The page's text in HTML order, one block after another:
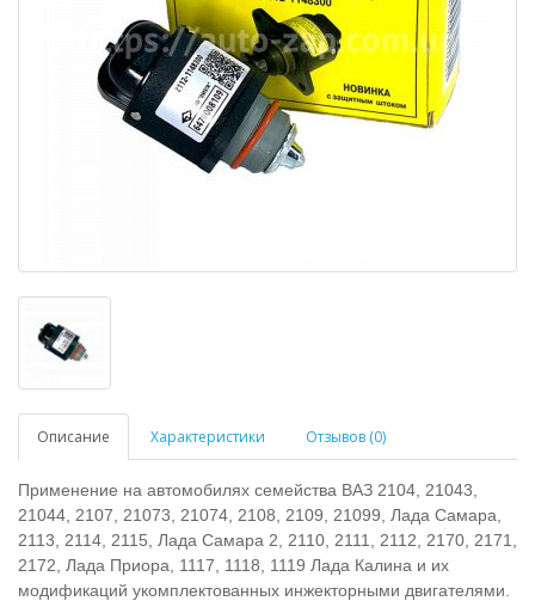
Описание Характеристики Отзывов (0)
Применение на автомобилях семейства ВАЗ 2104, 21043,
21044, 2107, 21073, 21074, 2108, 2109, 21099, Лада Самара,
2113, 2114, 2115, Лада Самара 2, 2110, 2111, 2112, 2170, 2171,
2172, Лада Приора, 1117, 1118, 1119 Лада Калина и их
модификаций укомплектованных инжекторными двигателями.